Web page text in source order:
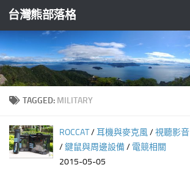
Skip to content
台灣熊部落格
TAGGED: MILITARY
ROCCAT/耳機與麥克風/視聽影音
/鍵鼠與周邊設備/ 電競相關
2015-05-05